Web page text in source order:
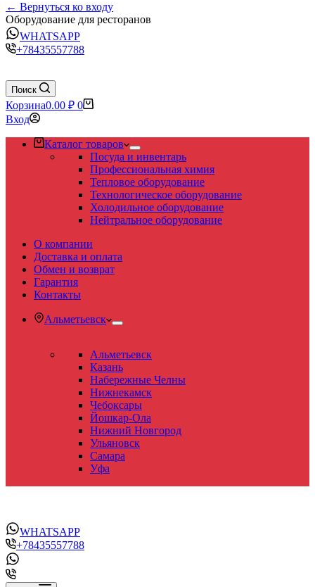
← Вернуться ко входу
Оборудование для ресторанов
WHATSAPP
+78435557788
Поиск
Корзина0.00 ₽ 0
Вход
Каталог товаров
Посуда и инвентарь
Профессиональная химия
Тепловое оборудование
Технологическое оборудование
Холодильное оборудование
Нейтральное оборудование
О компании
Доставка и оплата
Обмен и возврат
Гарантия
Контакты
Альметьевск
Альметьевск
Казань
Набережные Челны
Нижнекамск
Чебоксары
Йошкар-Ола
Нижний Новгород
Ульяновск
Самара
Уфа
WHATSAPP
+78435557788